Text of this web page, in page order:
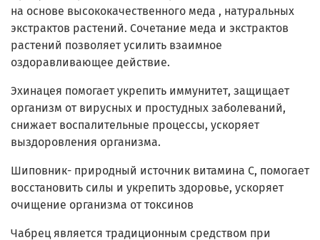
на основе высококачественного меда , натуральных
экстрактов растений. Сочетание меда и экстрактов
растений позволяет усилить взаимное
оздоравливающее действие.
Эхинацея помогает укрепить иммунитет, защищает
организм от вирусных и простудных заболеваний,
снижает воспалительные процессы, ускоряет
выздоровления организма.
Шиповник- природный источник витамина С, помогает
восстановить силы и укрепить здоровье, ускоряет
очищение организма от токсинов
Чабрец является традиционным средством при